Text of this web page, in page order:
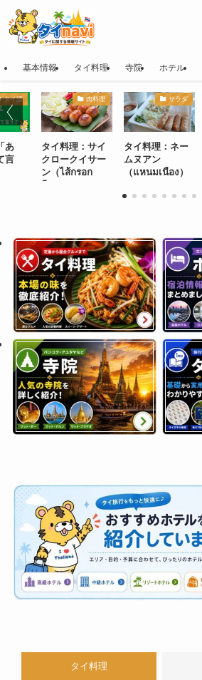
基本情報 タイ料理 寺院 ホテル
タイ語
あ
言
肉料理
タイ料理：サイ
クロークイサー
ン（ไส้กรอก
サラダ
タイ料理：ネー
ムヌアン
（แหนมเนือง）
タイ料理